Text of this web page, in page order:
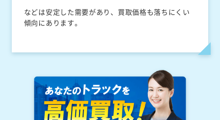
などは安定した需要があり、買取価格も落ちにくい
傾向にあります。